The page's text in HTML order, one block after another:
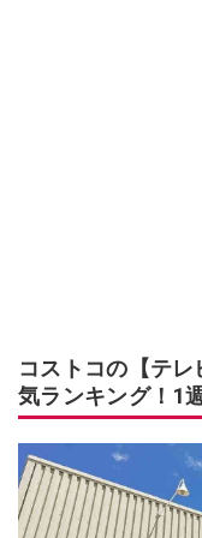
コストコの【テ
気ランキング！1